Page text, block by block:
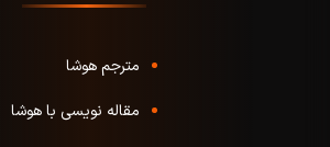
مترجم هوشا
مقاله نویسی با هوشا